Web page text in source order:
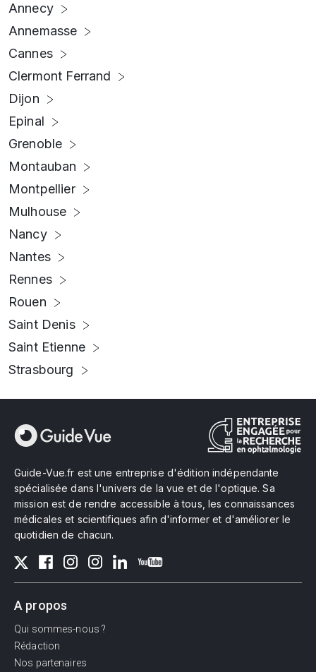
Annecy
Annemasse
Cannes
Clermont Ferrand
Dijon
Epinal
Grenoble
Montauban
Montpellier
Mulhouse
Nancy
Nantes
Rennes
Rouen
Saint Denis
Saint Etienne
Strasbourg
Guide-Vue.fr est une entreprise d'édition indépendante
spécialisée dans l'univers de la vue et de l'optique. Sa
mission est de rendre accessible à tous, les connaissances
médicales et scientifiques afin d'informer et d'améliorer le
quotidien de chacun.
A propos
Qui sommes-nous ?
Rédaction
Nos partenaires